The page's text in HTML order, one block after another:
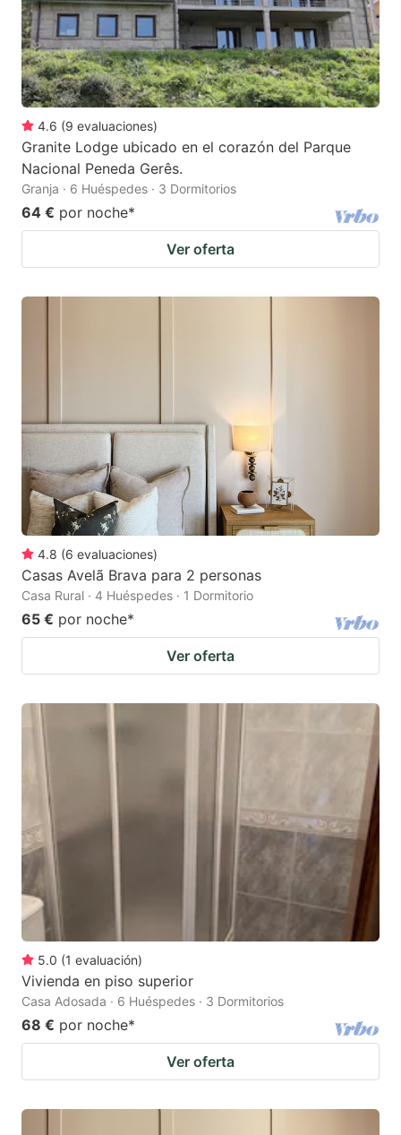
4.6 (9 evaluaciones)
Granite Lodge ubicado en el corazón del Parque
Nacional Peneda Gerês.
Granja · 6 Huéspedes · 3 Dormitorios
64 € por noche*
Ver oferta
4.8 (6 evaluaciones)
Casas Avelã Brava para 2 personas
Casa Rural · 4 Huéspedes · 1 Dormitorio
65 € por noche*
Ver oferta
5.0 (1 evaluación)
Vivienda en piso superior
Casa Adosada · 6 Huéspedes · 3 Dormitorios
68 € por noche*
Ver oferta